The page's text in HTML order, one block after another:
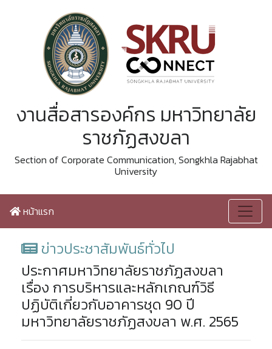
งานสื่อสารองค์กร มหาวิทยาลัย
ราชภัฏสงขลา
Section of Corporate Communication, Songkhla Rajabhat
University
หน้าแรก
ข่าวประชาสัมพันธ์ทั่วไป
ประกาศมหาวิทยาลัยราชภัฏสงขลา
เรื่อง การบริหารและหลักเกณฑ์วิธี
ปฏิบัติเกี่ยวกับอาคารชุด 90 ปี
มหาวิทยาลัยราชภัฏสงขลา พ.ศ. 2565